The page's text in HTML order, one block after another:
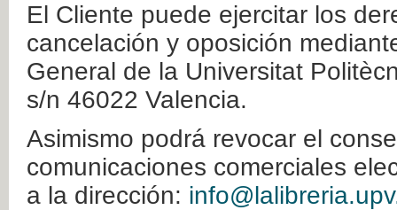
El Cliente puede ejercitar los
cancelación y oposición
General de la Universitat
s/n 46022 Valencia.
Asimismo podrá revocar el
comunicaciones comerciales
a la dirección: